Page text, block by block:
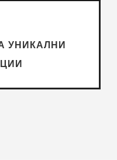
УНИКАЛНИ